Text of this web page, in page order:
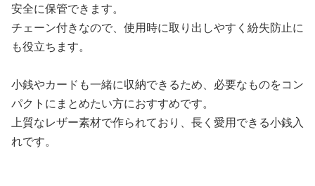
安全に保管できます。
チェーン付きなので、使用時に取り出しやすく紛失防止に
も役立ちます。
小銭やカードも一緒に収納できるため、必要なものをコン
パクトにまとめたい方におすすめです。
上質なレザー素材で作られており、長く愛用できる小銭入
れです。